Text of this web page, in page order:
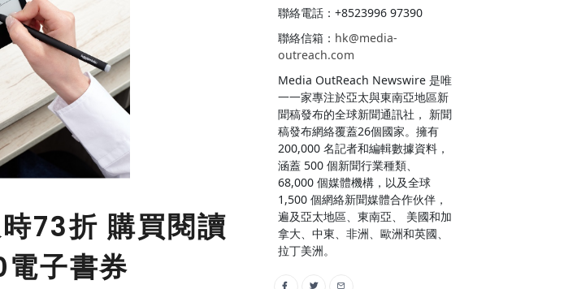
73折 購買閱讀
子書券
聯絡電話：+8523996 97390
聯絡信箱： hk@media-
outreach.com
Media OutReach Newswire 是唯
一一家專注於亞太與東南亞地區新
聞稿發布的全球新聞通訊社， 新聞
稿發布網絡覆蓋26個國家。擁有
200,000 名記者和編輯數據資料，
涵蓋 500 個新聞行業種類、
68,000 個媒體機構，以及全球
1,500 個網絡新聞媒體合作伙伴，
遍及亞太地區、東南亞、 美國和加
拿大、中東、非洲、歐洲和英國、
拉丁美洲。